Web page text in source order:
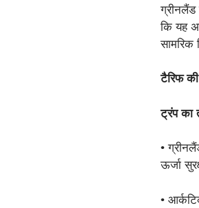
कि यह
सामरिक
टैरिफ
ट्रंप का
•
ऊर्जा
•